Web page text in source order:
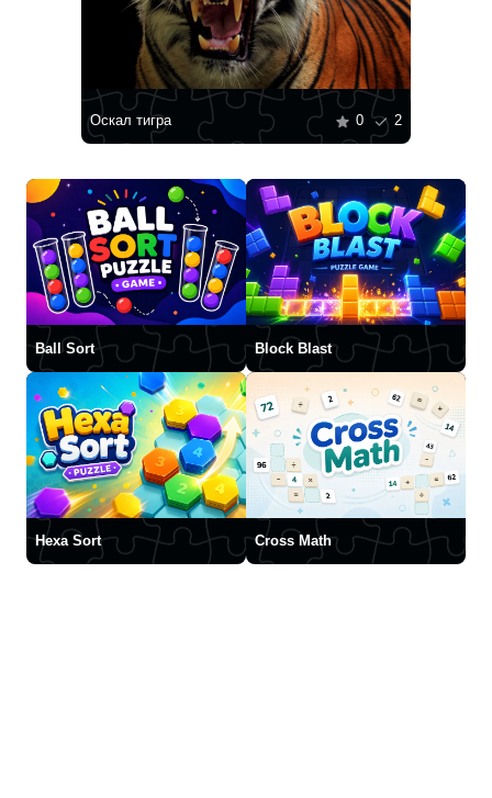
Оскал тигра 0 2
Ball Sort Block Blast
Hexa Sort Cross Math